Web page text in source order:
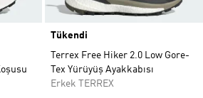
Tükendi
Terrex Free Hiker 2.0 Low Gore-
Tex Yürüyüş Ayakkabısı
Erkek TERREX